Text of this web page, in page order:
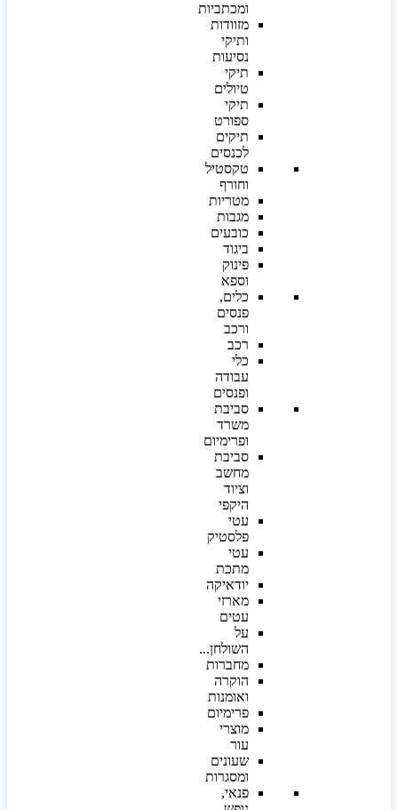
ומכתביות
מזוודות
ותיקי
נסיעות
תיקי
טיולים
תיקי
ספורט
תיקים
לכנסים
טקסטיל
וחורף
מטריות
מגבות
כובעים
ביגוד
פינוק
וספא
כלים,
פנסים
ורכב
רכב
כלי
עבודה
ופנסים
סביבת
משרד
ופרימיום
סביבת
מחשב
וציוד
היקפי
עטי
פלסטיק
עטי
מתכת
יודאיקה
מארזי
עטים
על
השולחן...
מחברות
הוקרה
ואומנות
פרימיום
מוצרי
עור
שעונים
ומסגרות
פנאי,